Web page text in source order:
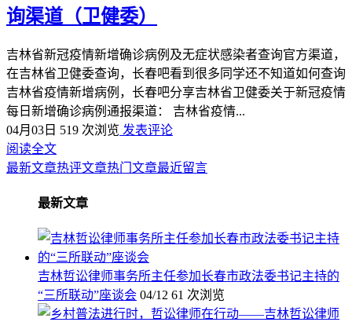
询渠道（卫健委）
吉林省新冠疫情新增确诊病例及无症状感染者查询官方渠道，
在吉林省卫健委查询，长春吧看到很多同学还不知道如何查询
吉林省疫情新增病例，长春吧分享吉林省卫健委关于新冠疫情
每日新增确诊病例通报渠道： 吉林省疫情...
04月03日 519 次浏览 发表评论
阅读全文
最新文章热评文章热门文章最近留言
最新文章
吉林哲讼律师事务所主任参加长春市政法委书记主持的
“三所联动”座谈会 04/12 61 次浏览